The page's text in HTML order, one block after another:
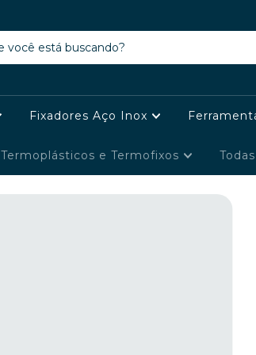
Fixadores Aço Inox
Termoplásticos e Termofixos Todas